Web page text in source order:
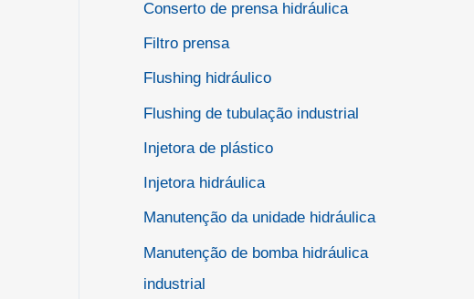
Conserto de prensa hidráulica
Filtro prensa
Flushing hidráulico
Flushing de tubulação industrial
Injetora de plástico
Injetora hidráulica
Manutenção da unidade hidráulica
Manutenção de bomba hidráulica
industrial